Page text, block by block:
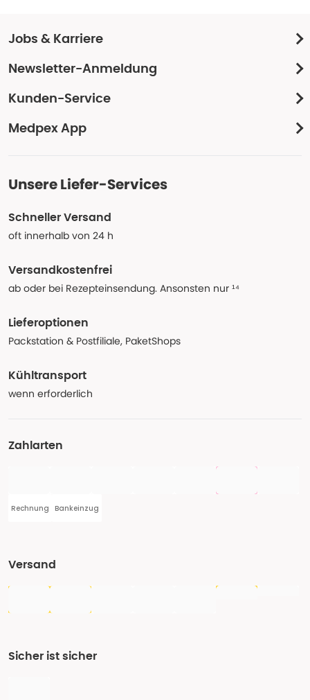
Jobs & Karriere
Newsletter-Anmeldung
Kunden-Service
Medpex App
Unsere Liefer-Services
Schneller Versand
oft innerhalb von 24 h
Versandkostenfrei
ab oder bei Rezepteinsendung. Ansonsten nur ¹⁴
Lieferoptionen
Packstation & Postfiliale, PaketShops
Kühltransport
wenn erforderlich
Zahlarten
Rechnung Bankeinzug
Versand
Sicher ist sicher